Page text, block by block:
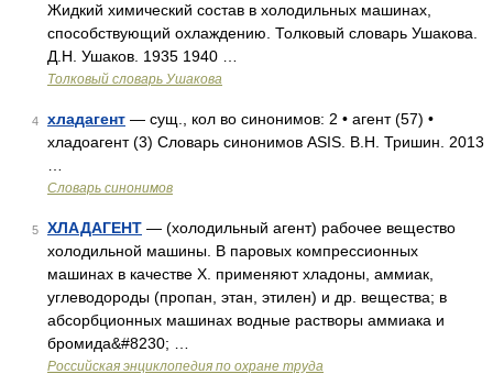
Жидкий химический состав в холодильных машинах,
способствующий охлаждению. Толковый словарь Ушакова.
Д.Н. Ушаков. 1935 1940 …
Толковый словарь Ушакова
4 хладагент — сущ., кол во синонимов: 2 • агент (57) •
хладоагент (3) Словарь синонимов ASIS. В.Н. Тришин. 2013
Словарь синонимов
5 ХЛАДАГЕНТ — (холодильный агент) рабочее вещество
холодильной машины. В паровых компрессионных
машинах в качестве Х. применяют хладоны, аммиак,
углеводороды (пропан, этан, этилен) и др. вещества; в
абсорбционных машинах водные растворы аммиака и
бромида&#8230; …
Российская энциклопедия по охране труда